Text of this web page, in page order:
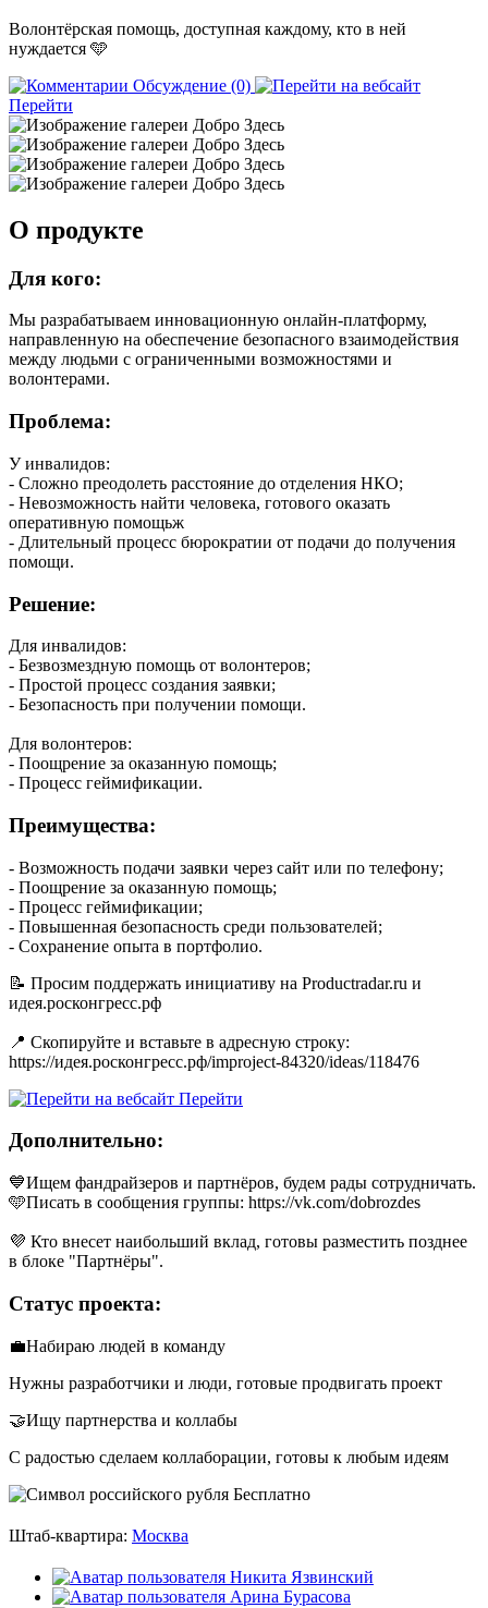
Волонтёрская помощь, доступная каждому, кто в ней
нуждается 🩵
Обсуждение (0)
Перейти
О продукте
Для кого:
Мы разрабатываем инновационную онлайн-платформу,
направленную на обеспечение безопасного взаимодействия
между людьми с ограниченными возможностями и
волонтерами.
Проблема:
У инвалидов:
- Сложно преодолеть расстояние до отделения НКО;
- Невозможность найти человека, готового оказать
оперативную помощьж
- Длительный процесс бюрократии от подачи до получения
помощи.
Решение:
Для инвалидов:
- Безвозмездную помощь от волонтеров;
- Простой процесс создания заявки;
- Безопасность при получении помощи.
Для волонтеров:
- Поощрение за оказанную помощь;
- Процесс геймификации.
Преимущества:
- Возможность подачи заявки через сайт или по телефону;
- Поощрение за оказанную помощь;
- Процесс геймификации;
- Повышенная безопасность среди пользователей;
- Сохранение опыта в портфолио.
📝 Просим поддержать инициативу на Productradar.ru и
идея.росконгресс.рф
📍 Cкопируйте и вставьте в адресную строку:
https://идея.росконгресс.рф/improject-84320/ideas/118476
Перейти
Дополнительно:
💙Ищем фандрайзеров и партнёров, будем рады сотрудничать.
🩵Писать в сообщения группы: https://vk.com/dobrozdes
💜 Кто внесет наибольший вклад, готовы разместить позднее
в блоке "Партнёры".
Статус проекта:
💼Набираю людей в команду
Нужны разработчики и люди, готовые продвигать проект
🤝Ищу партнерства и коллабы
С радостью сделаем коллаборации, готовы к любым идеям
Бесплатно
Штаб-квартира: Москва